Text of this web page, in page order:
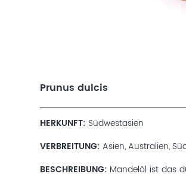
Prunus dulcis
HERKUNFT Südwestasien
VERBREITUNG Asien, Australien,
BESCHREIBUNG Mandelöl ist das